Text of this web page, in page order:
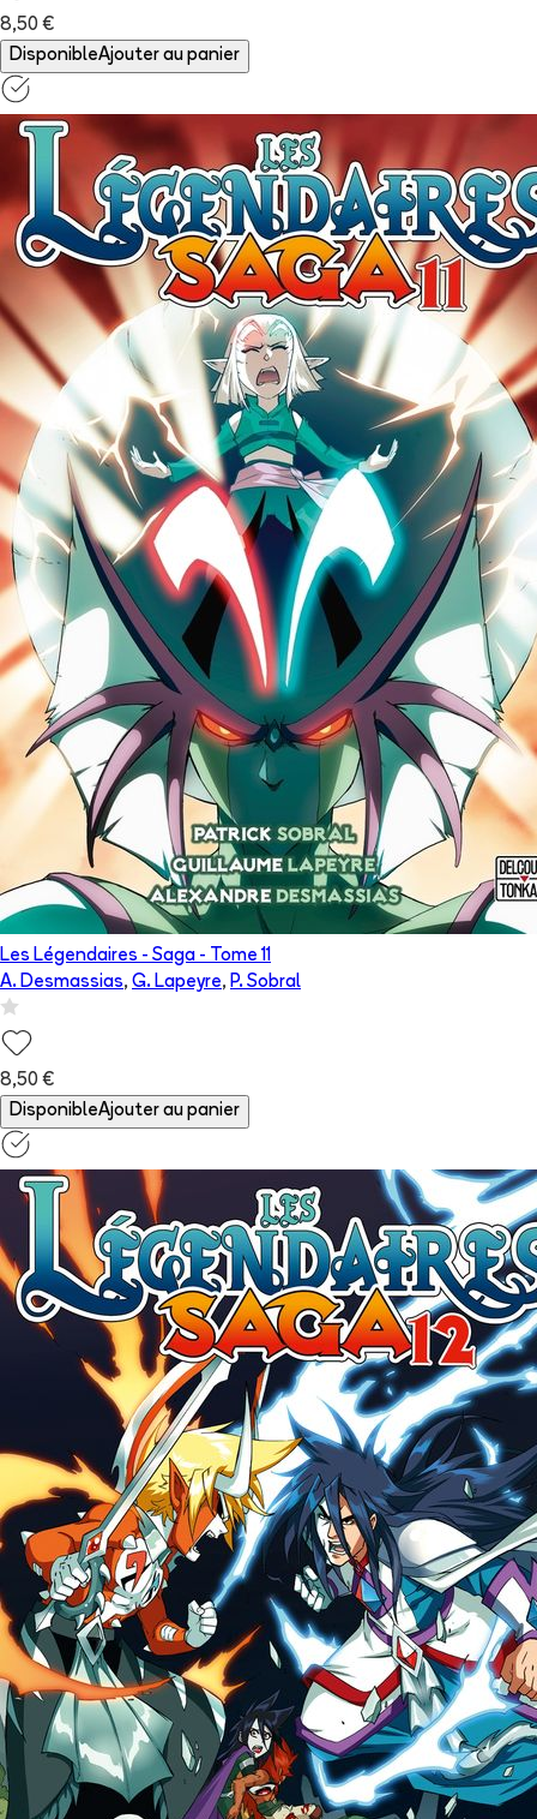
8,50 €
DisponibleAjouter au panier
Les Légendaires - Saga - Tome 11
A. Desmassias, G. Lapeyre, P. Sobral
8,50 €
DisponibleAjouter au panier